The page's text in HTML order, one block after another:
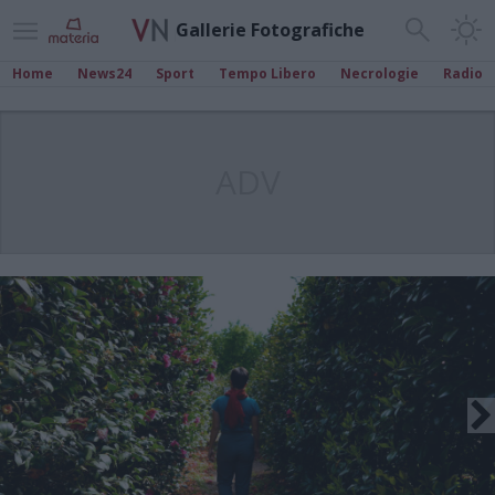
Gallerie Fotografiche
Home News24 Sport Tempo Libero Necrologie Radio